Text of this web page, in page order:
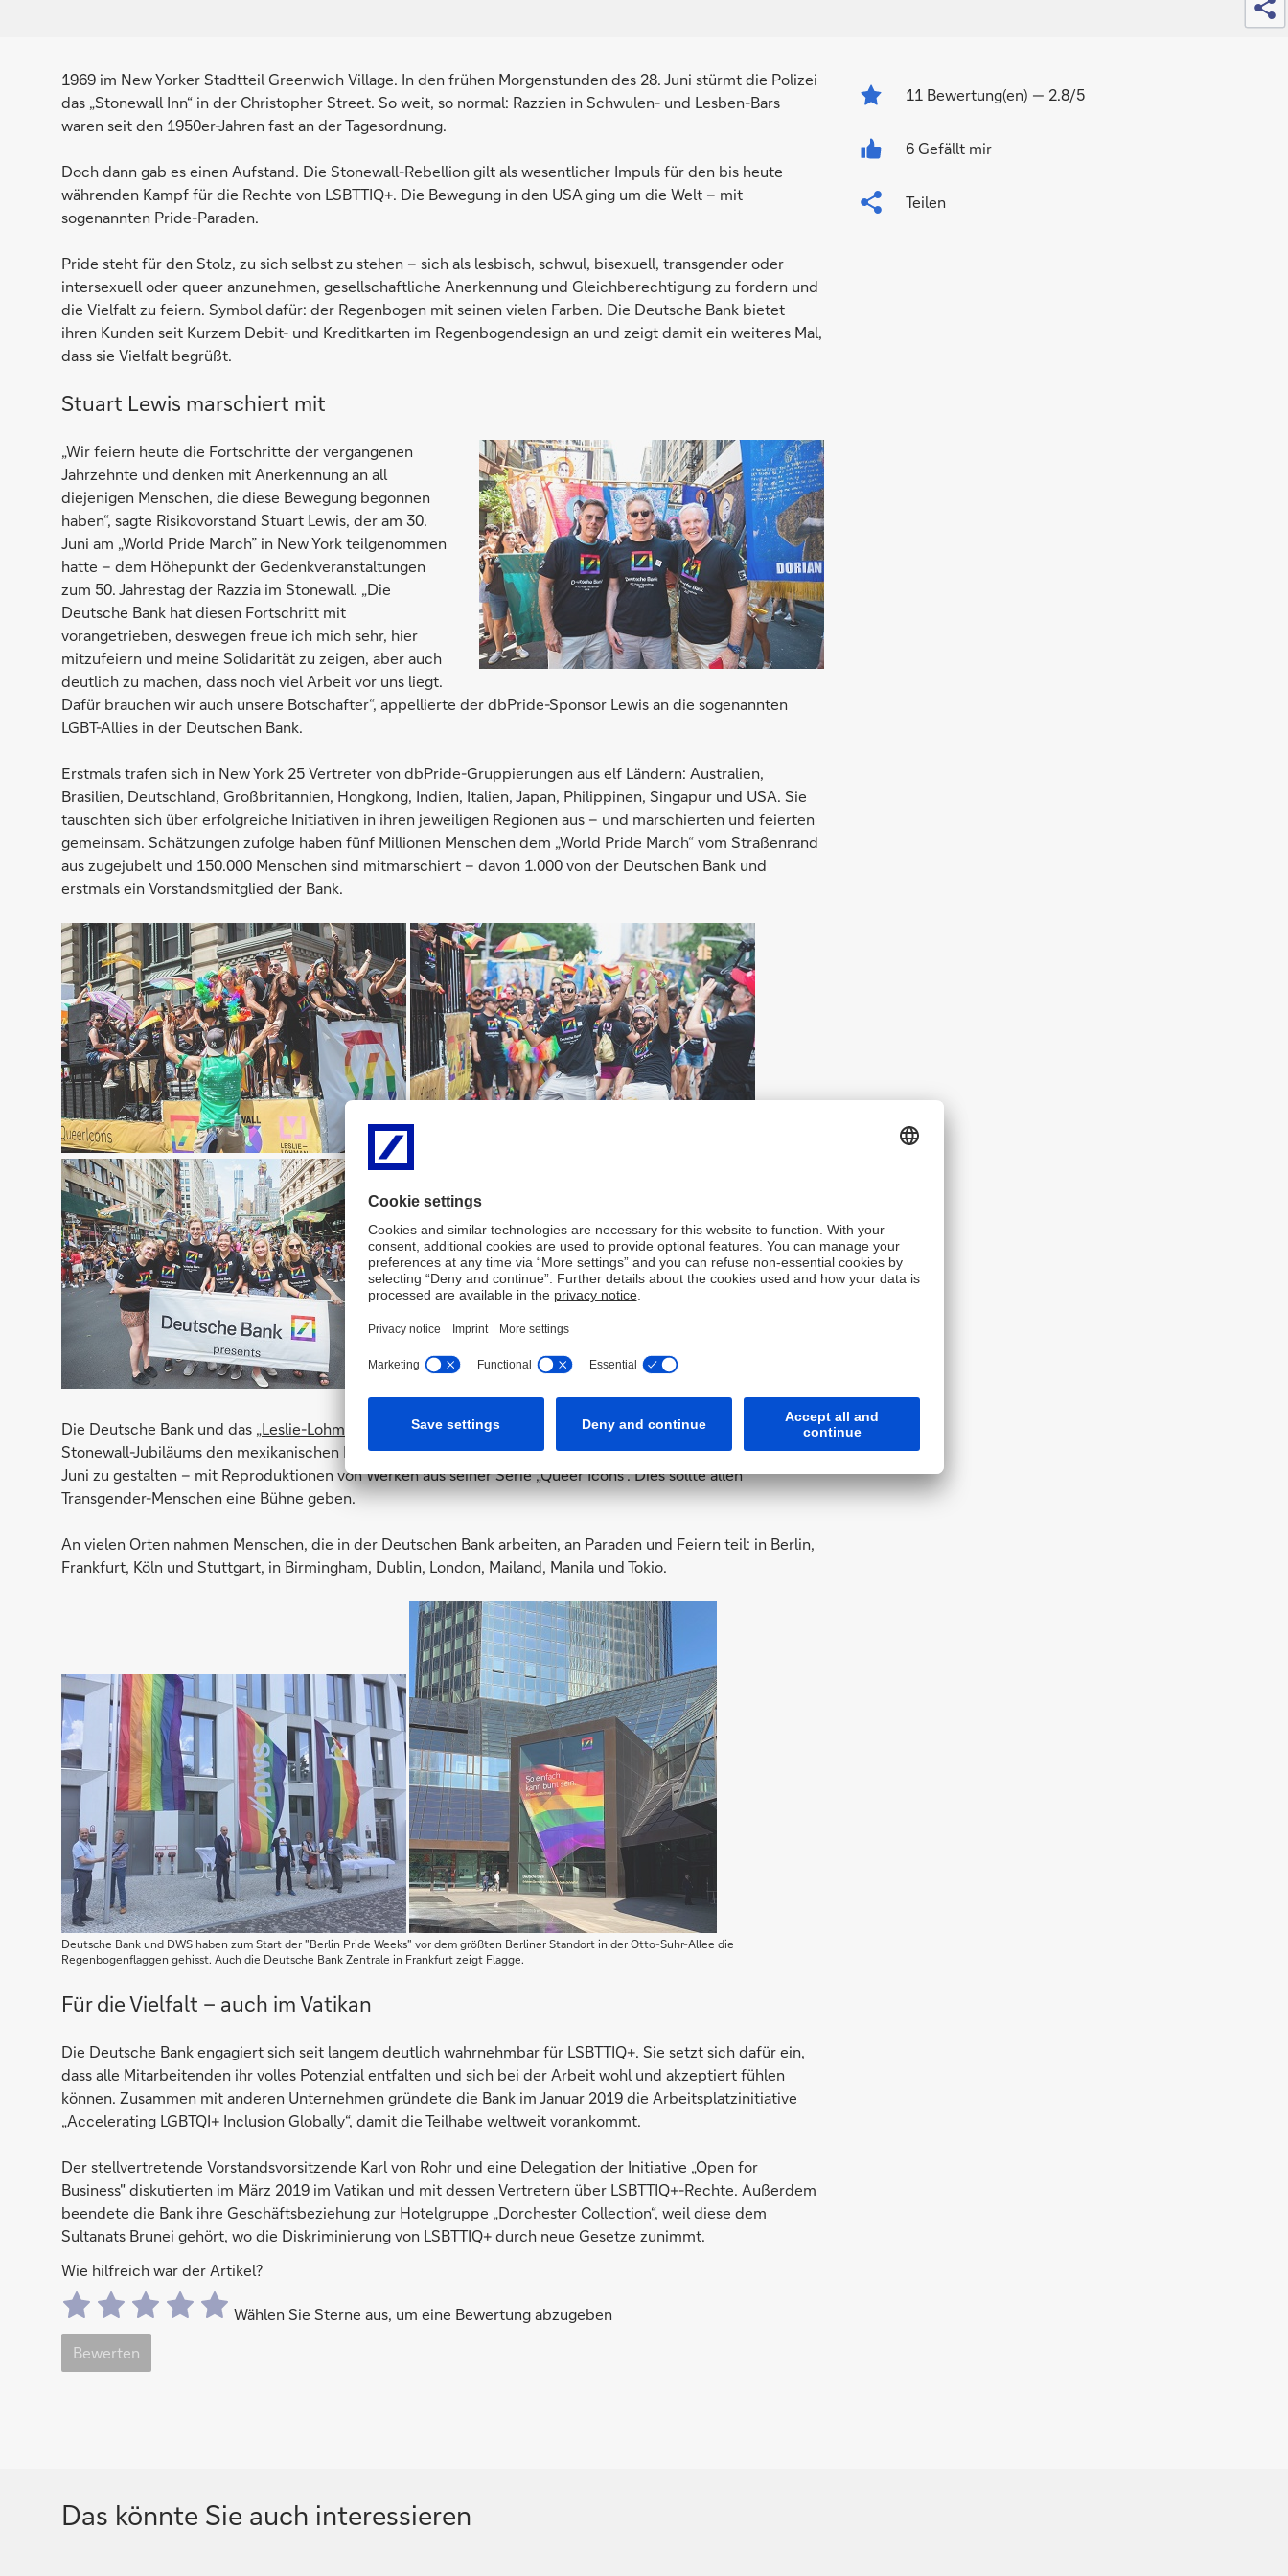
1969 im New Yorker Stadtteil Greenwich Village. In den frühen Morgenstunden des 28. Juni stürmt die Polizei
das „Stonewall Inn“ in der Christopher Street. So weit, so normal: Razzien in Schwulen- und Lesben-Bars
waren seit den 1950er-Jahren fast an der Tagesordnung.
Doch dann gab es einen Aufstand. Die Stonewall-Rebellion gilt als wesentlicher Impuls für den bis heute
währenden Kampf für die Rechte von LSBTTIQ+. Die Bewegung in den USA ging um die Welt – mit
sogenannten Pride-Paraden.
Pride steht für den Stolz, zu sich selbst zu stehen – sich als lesbisch, schwul, bisexuell, transgender oder
intersexuell oder queer anzunehmen, gesellschaftliche Anerkennung und Gleichberechtigung zu fordern und
die Vielfalt zu feiern. Symbol dafür: der Regenbogen mit seinen vielen Farben. Die Deutsche Bank bietet
ihren Kunden seit Kurzem Debit- und Kreditkarten im Regenbogendesign an und zeigt damit ein weiteres Mal,
dass sie Vielfalt begrüßt.
Stuart Lewis marschiert mit
„Wir feiern heute die Fortschritte der vergangenen
Jahrzehnte und denken mit Anerkennung an all
diejenigen Menschen, die diese Bewegung begonnen
haben“, sagte Risikovorstand Stuart Lewis, der am 30.
Juni am „World Pride March” in New York teilgenommen
hatte – dem Höhepunkt der Gedenkveranstaltungen
zum 50. Jahrestag der Razzia im Stonewall. „Die
Deutsche Bank hat diesen Fortschritt mit
vorangetrieben, deswegen freue ich mich sehr, hier
mitzufeiern und meine Solidarität zu zeigen, aber auch
deutlich zu machen, dass noch viel Arbeit vor uns liegt.
Dafür brauchen wir auch unsere Botschafter“, appellierte der dbPride-Sponsor Lewis an die sogenannten
LGBT-Allies in der Deutschen Bank.
Erstmals trafen sich in New York 25 Vertreter von dbPride-Gruppierungen aus elf Ländern: Australien,
Brasilien, Deutschland, Großbritannien, Hongkong, Indien, Italien, Japan, Philippinen, Singapur und USA. Sie
tauschten sich über erfolgreiche Initiativen in ihren jeweiligen Regionen aus – und marschierten und feierten
gemeinsam. Schätzungen zufolge haben fünf Millionen Menschen dem „World Pride March“ vom Straßenrand
aus zugejubelt und 150.000 Menschen sind mitmarschiert – davon 1.000 von der Deutschen Bank und
erstmals ein Vorstandsmitglied der Bank.
Die Deutsche Bank und das „Leslie-Lohman-Museum für schwule und lesbische Kunst“ haben anlässlich des
Stonewall-Jubiläums den mexikanischen Künstler Gabriel Garcia Roman beauftragt, den Pride-Marsch am 30.
Juni zu gestalten – mit Reproduktionen von Werken aus seiner Serie „Queer Icons“. Dies sollte allen
Transgender-Menschen eine Bühne geben.
An vielen Orten nahmen Menschen, die in der Deutschen Bank arbeiten, an Paraden und Feiern teil: in Berlin,
Frankfurt, Köln und Stuttgart, in Birmingham, Dublin, London, Mailand, Manila und Tokio.
Deutsche Bank und DWS haben zum Start der "Berlin Pride Weeks" vor dem größten Berliner Standort in der Otto-Suhr-Allee die
Regenbogenflaggen gehisst. Auch die Deutsche Bank Zentrale in Frankfurt zeigt Flagge.
Für die Vielfalt – auch im Vatikan
Die Deutsche Bank engagiert sich seit langem deutlich wahrnehmbar für LSBTTIQ+. Sie setzt sich dafür ein,
dass alle Mitarbeitenden ihr volles Potenzial entfalten und sich bei der Arbeit wohl und akzeptiert fühlen
können. Zusammen mit anderen Unternehmen gründete die Bank im Januar 2019 die Arbeitsplatzinitiative
„Accelerating LGBTQI+ Inclusion Globally“, damit die Teilhabe weltweit vorankommt.
Der stellvertretende Vorstandsvorsitzende Karl von Rohr und eine Delegation der Initiative „Open for
Business" diskutierten im März 2019 im Vatikan und mit dessen Vertretern über LSBTTIQ+-Rechte. Außerdem
beendete die Bank ihre Geschäftsbeziehung zur Hotelgruppe „Dorchester Collection“, weil diese dem
Sultanats Brunei gehört, wo die Diskriminierung von LSBTTIQ+ durch neue Gesetze zunimmt.
Wie hilfreich war der Artikel?
Wählen Sie Sterne aus, um eine Bewertung abzugeben
Bewerten
11 Bewertung(en) — 2.8/5
6 Gefällt mir
Teilen
Das könnte Sie auch interessieren